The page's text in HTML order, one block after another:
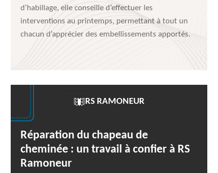
d’habillage, elle conseille d’effectuer les
interventions au printemps, permettant à tout un
chacun d’apprécier des embellissements apportés.
RS RAMONEUR
Réparation du chapeau de
cheminée : un travail à confier à RS
Ramoneur